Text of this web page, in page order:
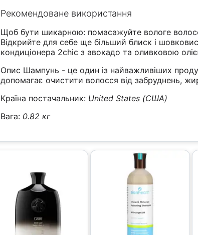
Рекомендоване використання
Щоб бути шикарною: помасажуйте вологе
Відкрийте для себе ще більший блиск і
кондиціонера 2chic з авокадо та оливковою
Опис Шампунь - це один із найважливіших
допомагає очистити волосся від забруднень,
Країна постачальник: United States (США)
Вага: 0.82 кг